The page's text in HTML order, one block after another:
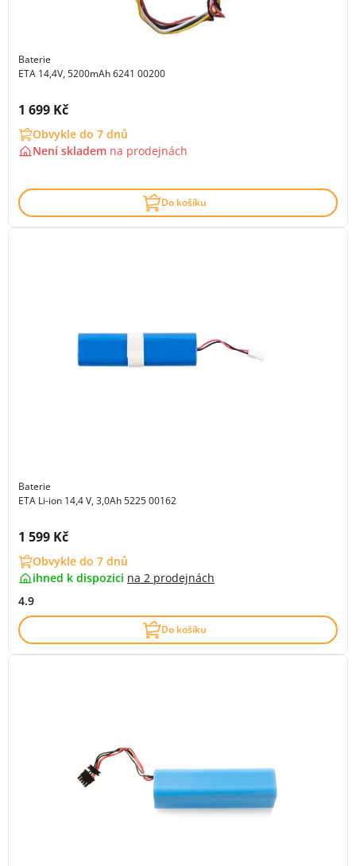
Baterie
ETA 14,4V, 5200mAh 6241 00200
Cena s DPH:
1 699 Kč
Obvykle do 7 dnů
Není skladem na prodejnách
Do košíku
Baterie
ETA Li-ion 14,4 V, 3,0Ah 5225 00162
Cena s DPH:
1 599 Kč
Obvykle do 7 dnů
ihned k dispozici na 2 prodejnách
4.9
Do košíku